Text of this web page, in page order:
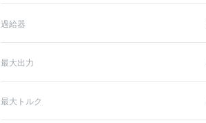
過給器
最大出力
最大トルク